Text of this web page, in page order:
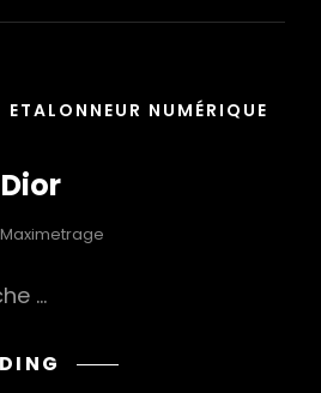
PRODUCER,
SAE
ETALONNEUR NUMÉRIQUE
Maximetrage
…
HYDRA